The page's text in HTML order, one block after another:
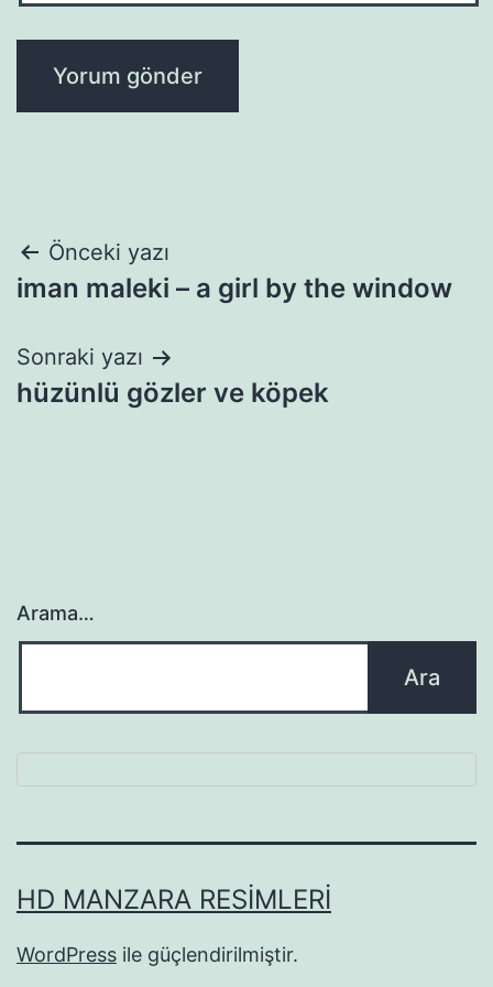
Yazı
gezinmesi
Önceki yazı
iman maleki – a girl by the window
Sonraki yazı
hüzünlü gözler ve köpek
Arama…
HD MANZARA RESIMLERI
WordPress ile güçlendirilmiştir.